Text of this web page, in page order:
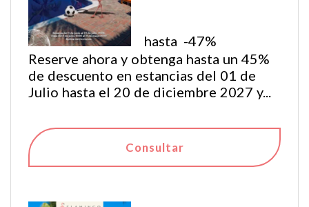
hasta -47%
Reserve ahora y obtenga hasta un 45%
de descuento en estancias del 01 de
Julio hasta el 20 de diciembre 2027 y...
Consultar